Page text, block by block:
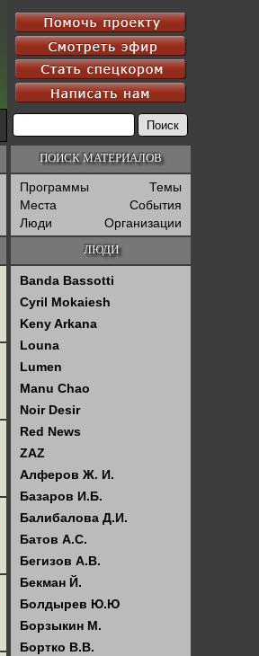
ПОИСК МАТЕРИАЛОВ
Программы
Темы
Места
События
Люди
Организации
ЛЮДИ
Banda Bassotti
Cyril Mokaiesh
Keny Arkana
Louna
Lumen
Manu Chao
Noir Desir
Red News
ZAZ
Алферов Ж. И.
Базаров И.Б.
Балибалова Д.И.
Батов А.С.
Бегизов А.В.
Бекман Й.
Болдырев Ю.Ю
Борзыкин М.
Бортко В.В.